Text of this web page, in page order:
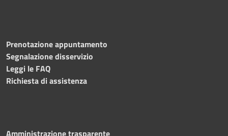
Prenotazione appuntamento
Segnalazione disservizio
Leggi le FAQ
Richiesta di assistenza
Amministrazione trasparente